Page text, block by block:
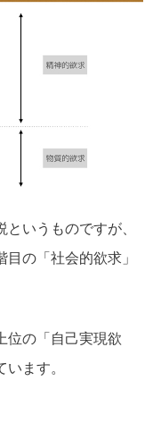
いうものですが、
の「社会的欲求」
位の「自己実現欲
ます。